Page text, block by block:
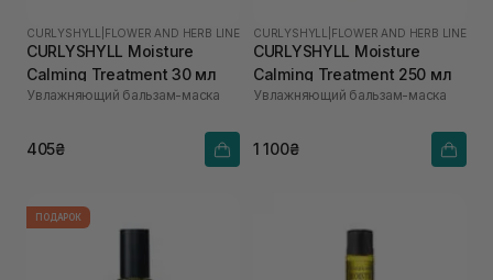
CURLYSHYLL FLOWER AND HERB LINE
CURLYSHYLL Moisture
Calming Treatment 30 мл
Увлажняющий бальзам-маска
405₴
CURLYSHYLL FLOWER AND HERB LINE
CURLYSHYLL Moisture
Calming Treatment 250 мл
Увлажняющий бальзам-маска
1 100₴
ПОДАРОК